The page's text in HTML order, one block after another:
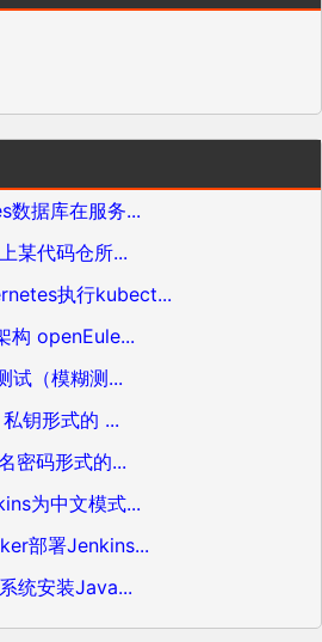
据库在服务...
某代码仓所...
执行kubect...
openEule...
试（模糊测...
钥形式的 ...
密码形式的...
为中文模式...
部署Jenkins...
统安装Java...